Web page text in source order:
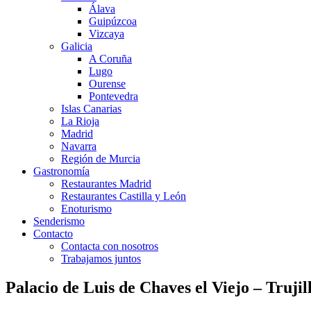
Álava
Guipúzcoa
Vizcaya
Galicia
A Coruña
Lugo
Ourense
Pontevedra
Islas Canarias
La Rioja
Madrid
Navarra
Región de Murcia
Gastronomía
Restaurantes Madrid
Restaurantes Castilla y León
Enoturismo
Senderismo
Contacto
Contacta con nosotros
Trabajamos juntos
Palacio de Luis de Chaves el Viejo –